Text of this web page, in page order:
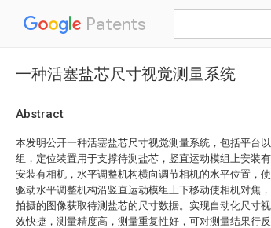
Patents
一种活塞盐芯尺寸视觉测量系统
Abstract
本发明公开一种活塞盐芯尺寸视觉测量系统，包括平台
组，定位装置用于支撑待测盐芯，竖直运动模组上安装
安装有相机，水平调整机构横向调节相机的水平位置，
驱动水平调整机构沿竖直运动模组上下移动使相机对焦
拍摄的图像获取待测盐芯的尺寸数据。实现自动化尺寸
效快捷，测量精度高，测量重复性好，可对测量结果行